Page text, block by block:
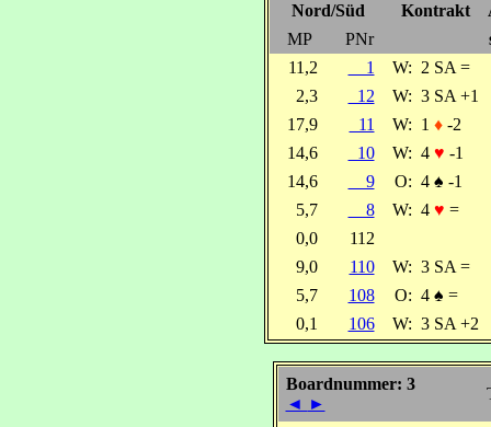
Nord/Süd
Kontrakt
MP
PNr
11,2
1 W: 2 SA =
2,3
12 W: 3 SA +1
17,9
11 W: 1 ♦-2
14,6
10 W: 4 ♥ -1
14,6
9 O: 4 ♠ -1
5,7
8 W: 4 ♥ =
0,0
112
9,0
110 W: 3 SA =
5,7
108 O: 4 ♠ =
0,1
106 W: 3 SA +2
Boardnummer: 3
◄ ►